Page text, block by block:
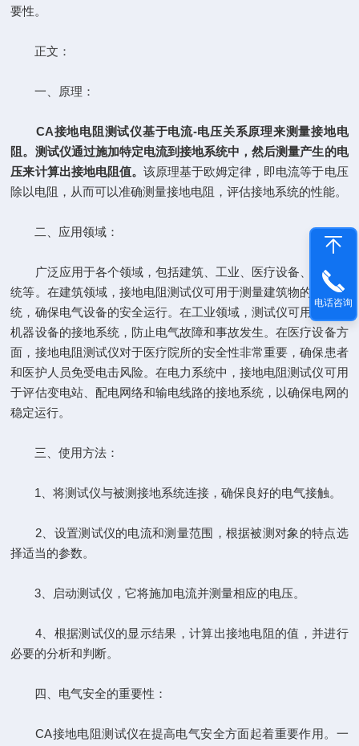
要性。
正文：
一、原理：
CA接地电阻测试仪基于电流-电压关系原理来测量接地电
阻。测试仪通过施加特定电流到接地系统中，然后测量产生的电
压来计算出接地电阻值。 该原理基于欧姆定律，即电流等于电压
除以电阻，从而可以准确测量接地电阻，评估接地系统的性能。
二、应用领域：
广泛应用于各个领域，包括建筑、工业、医疗设备、电力系
统等。在建筑领域，接地电阻测试仪可用于测量建筑物的接地系
统，确保电气设备的安全运行。在工业领域，测试仪可用于评估
机器设备的接地系统，防止电气故障和事故发生。在医疗设备方
面，接地电阻测试仪对于医疗院所的安全性非常重要，确保患者
和医护人员免受电击风险。在电力系统中，接地电阻测试仪可用
于评估变电站、配电网络和输电线路的接地系统，以确保电网的
稳定运行。
三、使用方法：
1、将测试仪与被测接地系统连接，确保良好的电气接触。
2、设置测试仪的电流和测量范围，根据被测对象的特点选
择适当的参数。
3、启动测试仪，它将施加电流并测量相应的电压。
4、根据测试仪的显示结果，计算出接地电阻的值，并进行
必要的分析和判断。
四、电气安全的重要性：
CA接地电阻测试仪在提高电气安全方面起着重要作用。一
电话咨询